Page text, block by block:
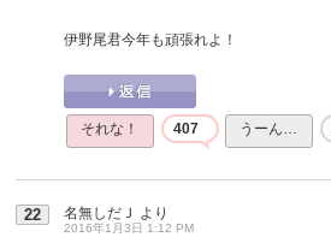
伊野尾君今年も頑張れよ！
それな！ 407 うーん…
22 名無しだＪ より
2016年1月3日 1:12 PM